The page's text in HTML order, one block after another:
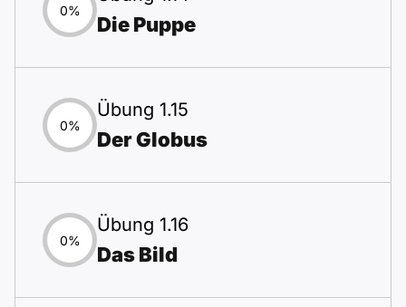
0%
Die Puppe
0%
Übung 1.15
Der Globus
0%
Übung 1.16
Das Bild